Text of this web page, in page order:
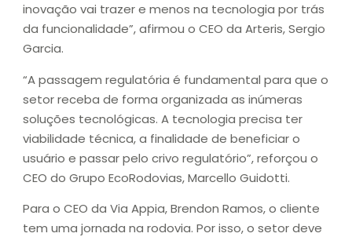
inovação vai trazer e menos na tecnologia por trás
da funcionalidade”, afirmou o CEO da Arteris, Sergio
Garcia.
“A passagem regulatória é fundamental para que o
setor receba de forma organizada as inúmeras
soluções tecnológicas. A tecnologia precisa ter
viabilidade técnica, a finalidade de beneficiar o
usuário e passar pelo crivo regulatório”, reforçou o
CEO do Grupo EcoRodovias, Marcello Guidotti.
Para o CEO da Via Appia, Brendon Ramos, o cliente
tem uma jornada na rodovia. Por isso, o setor deve